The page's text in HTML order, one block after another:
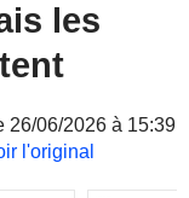
les
26/06/2026 à 15:39
l'original